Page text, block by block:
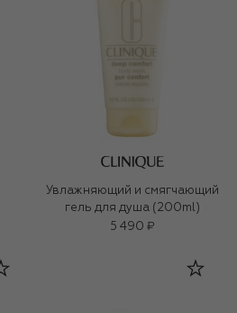
Увлажняющий и смягчающий
гель для душа (200ml)
5 490 ₽